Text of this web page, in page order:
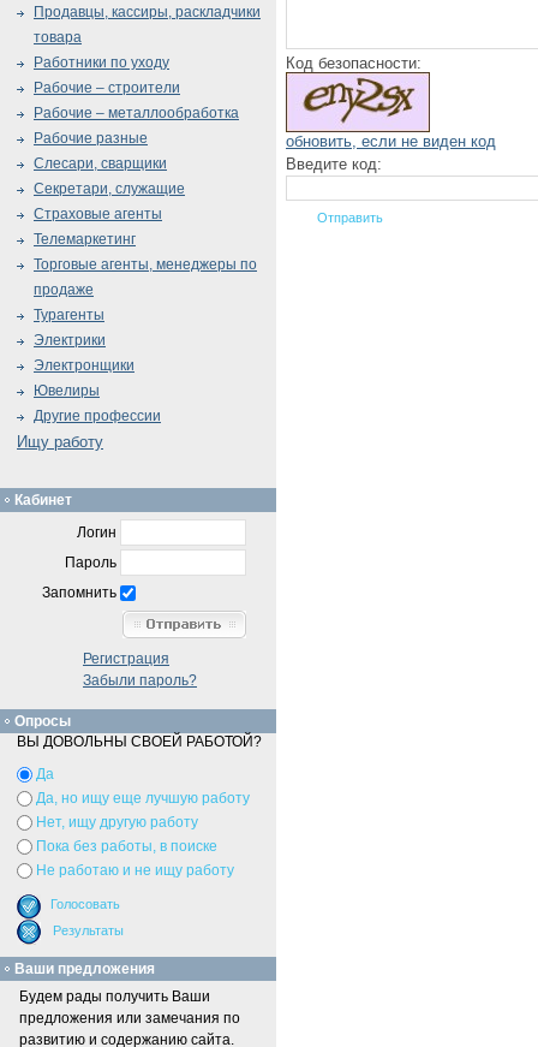
Код безопасности:
обновить, если не виден код
Введите код:
Продавцы, кассиры, раскладчики
товара
Работники по уходу
Рабочие – строители
Рабочие – металлообработка
Рабочие разные
Слесари, сварщики
Секретари, служащие
Страховые агенты
Телемаркетинг
Торговые агенты, менеджеры по
продаже
Турагенты
Электрики
Электронщики
Ювелиры
Другие профессии
Ищу работу
Кабинет
Логин
Пароль
Запомнить
Регистрация
Забыли пароль?
Опросы
ВЫ ДОВОЛЬНЫ СВОЕЙ РАБОТОЙ?
Да
Да, но ищу еще лучшую работу
Нет, ищу другую работу
Пока без работы, в поиске
Не работаю и не ищу работу
Ваши предложения
Будем рады получить Ваши
предложения или замечания по
развитию и содержанию сайта.